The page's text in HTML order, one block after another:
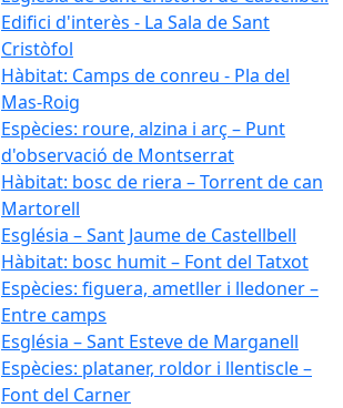
Edifici d'interès - La Sala de Sant
Cristòfol
Hàbitat: Camps de conreu - Pla del
Mas-Roig
Espècies: roure, alzina i arç – Punt
d'observació de Montserrat
Hàbitat: bosc de riera – Torrent de can
Martorell
Església – Sant Jaume de Castellbell
Hàbitat: bosc humit – Font del Tatxot
Espècies: figuera, ametller i lledoner –
Entre camps
Església – Sant Esteve de Marganell
Espècies: plataner, roldor i llentiscle –
Font del Carner